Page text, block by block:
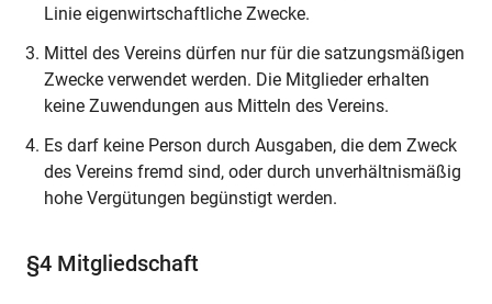
Linie eigenwirtschaftliche Zwecke.
Mittel des Vereins dürfen nur für die satzungsmäßigen
Zwecke verwendet werden. Die Mitglieder erhalten
keine Zuwendungen aus Mitteln des Vereins.
Es darf keine Person durch Ausgaben, die dem Zweck
des Vereins fremd sind, oder durch unverhältnismäßig
hohe Vergütungen begünstigt werden.
§4 Mitgliedschaft